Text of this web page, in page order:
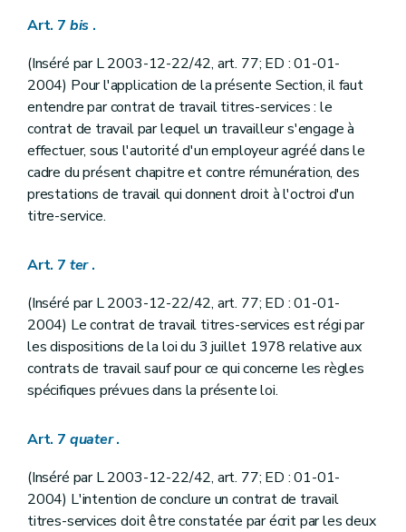
Art. 7 bis .
(Inséré par L 2003-12-22/42, art. 77; ED : 01-01-
2004) Pour l'application de la présente Section, il faut
entendre par contrat de travail titres-services : le
contrat de travail par lequel un travailleur s'engage à
effectuer, sous l'autorité d'un employeur agréé dans le
cadre du présent chapitre et contre rémunération, des
prestations de travail qui donnent droit à l'octroi d'un
titre-service.
Art. 7 ter.
(Inséré par L 2003-12-22/42, art. 77; ED : 01-01-
2004) Le contrat de travail titres-services est régi par
les dispositions de la loi du 3 juillet 1978 relative aux
contrats de travail sauf pour ce qui concerne les règles
spécifiques prévues dans la présente loi.
Art. 7 quater.
(Inséré par L 2003-12-22/42, art. 77; ED : 01-01-
2004) L'intention de conclure un contrat de travail
titres-services doit être constatée par écrit par les deux